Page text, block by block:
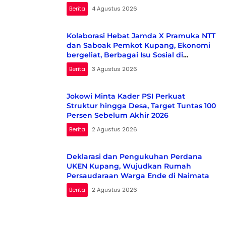
Berita 4 Agustus 2026
Kolaborasi Hebat Jamda X Pramuka NTT
dan Saboak Pemkot Kupang, Ekonomi
bergeliat, Berbagai Isu Sosial di
Kampanyekan
Berita 3 Agustus 2026
Jokowi Minta Kader PSI Perkuat
Struktur hingga Desa, Target Tuntas 100
Persen Sebelum Akhir 2026
Berita 2 Agustus 2026
Deklarasi dan Pengukuhan Perdana
UKEN Kupang, Wujudkan Rumah
Persaudaraan Warga Ende di Naimata
Berita 2 Agustus 2026